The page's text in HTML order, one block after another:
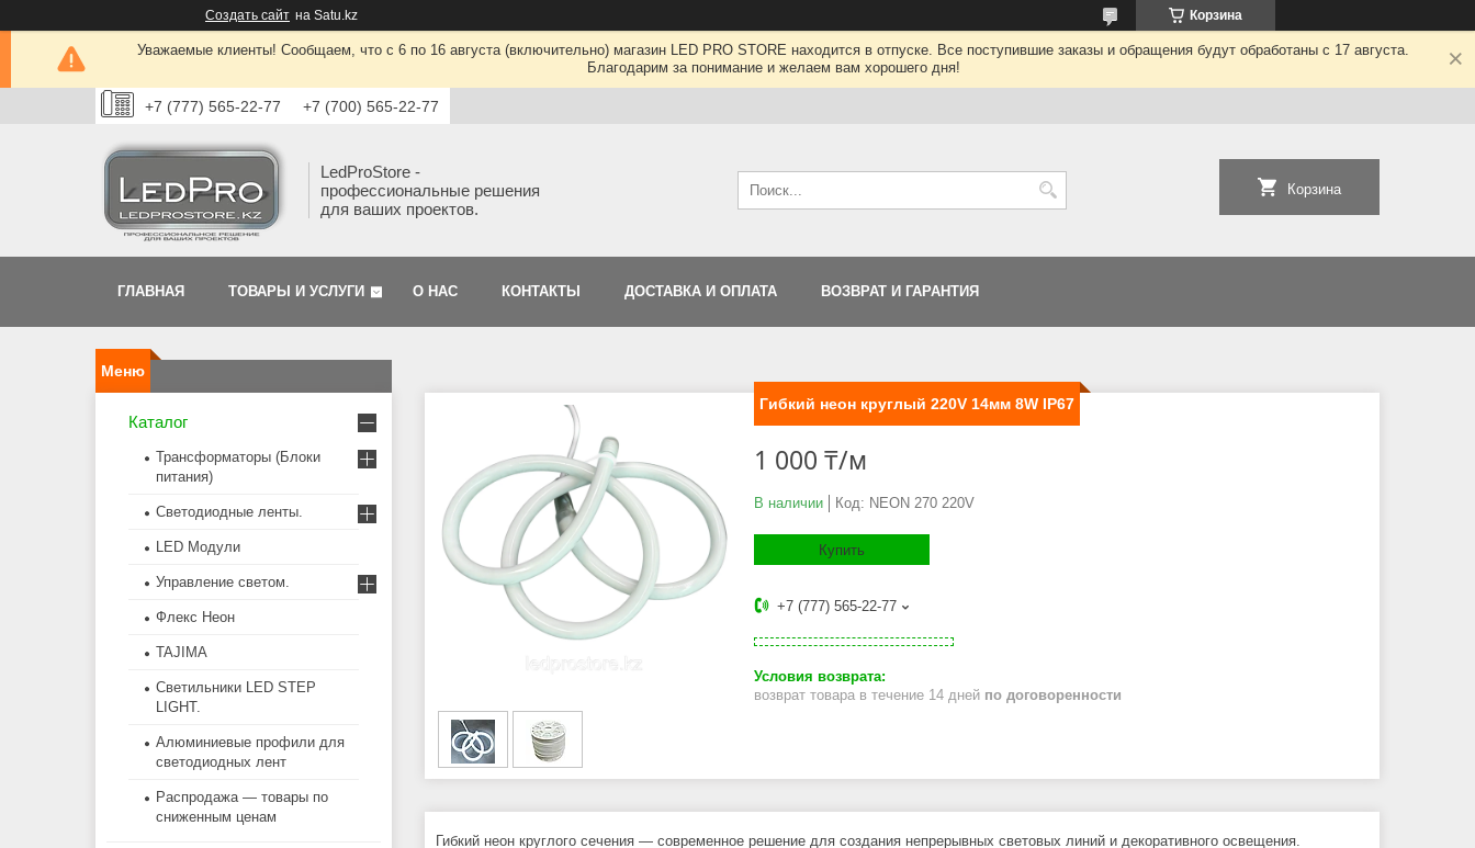
Создать сайт на Satu.kz Корзина
Уважаемые клиенты! Сообщаем, что с 6 по 16 августа (включительно) магазин LED PRO STORE находится в отпуске. Все поступившие заказы и обращения будут обработаны с 17 августа.
Благодарим за понимание и желаем вам хорошего дня!
+7 (777) 565-22-77 +7 (700) 565-22-77
LedProStore -
профессиональные решения
для ваших проектов.
Корзина
ГЛАВНАЯ ТОВАРЫ И УСЛУГИ О НАС КОНТАКТЫ ДОСТАВКА И ОПЛАТА ВОЗВРАТ И ГАРАНТИЯ
Гибкий неон круглый 220V 14мм 8W IP67
1 000 ₸/м
В наличии Код: NEON 270 220V
Купить
+7 (777) 565-22-77
возврат товара в течение 14 дней по договоренности
Гибкий неон круглого сечения — современное решение для создания непрерывных световых линий и декоративного освещения.
Каталог
Трансформаторы (Блоки
питания)
Светодиодные ленты.
LED Модули
Управление светом.
Флекс Неон
TAJIMA
Светильники LED STEP
LIGHT.
Алюминиевые профили для
светодиодных лент
Распродажа — товары по
сниженным ценам